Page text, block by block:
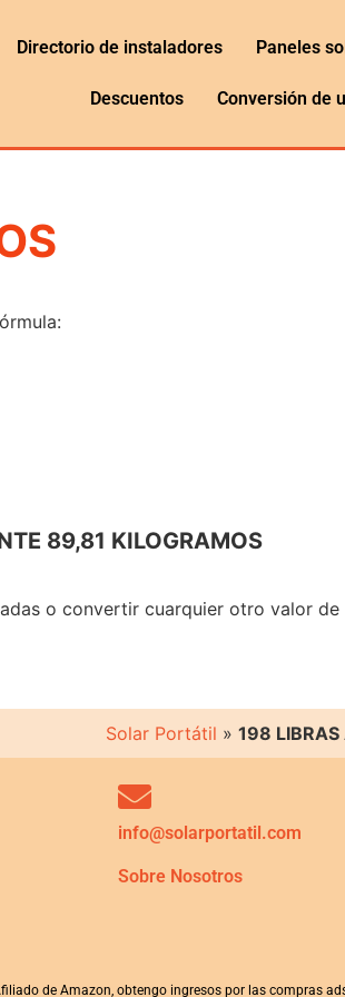
Directorio de instaladores Paneles
Descuentos Conversión de
89,81 KILOGRAMOS
o convertir cuarquier otro valor
Solar Portátil » 198 LIBRAS
info@solarportatil.com
Sobre Nosotros
de Amazon, obtengo ingresos por las compras